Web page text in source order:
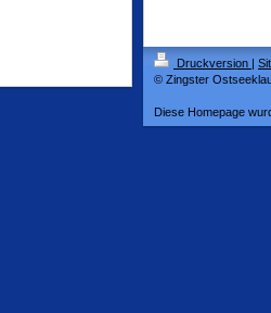
Druckversion |
© Zingster
Diese Homepage